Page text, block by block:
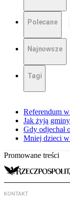
Polecane
Najnowsze
Tagi
Referendum
Jak żyją
Gdy odjechał
Mniej dzieci w
Promowane treści
KONTAKT